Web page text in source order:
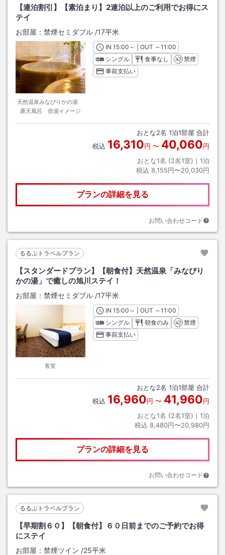
【連泊割引】【素泊まり】2連泊以上のご利用でお得にス
テイ
お部屋： 禁煙セミダブル /17平米
天然温泉みなぴりかの湯
露天風呂 壺湯イメージ
INチェックイン
15:00 ～ | OUT チェックアウト
～11:00
シングル
食事なし
禁煙
事前支払い
おとな2名 1泊1部屋 合計
税込 16,310円 〜 40,060円
おとな1名 (2名1室)｜ 1泊
税込 8,155円〜20,030円
プランの詳細を見る
お問い合わせコード
るるぶトラベルプラン
【スタンダードプラン】【朝食付】天然温泉「みなぴり
かの湯」で癒しの旭川ステイ！
お部屋： 禁煙セミダブル /17平米
客室
INチェックイン
15:00 ～ | OUT チェックアウト
～11:00
シングル
朝食のみ
禁煙
事前支払い
おとな2名 1泊1部屋 合計
税込 16,960円 〜 41,960円
おとな1名 (2名1室)｜ 1泊
税込 8,480円〜20,980円
プランの詳細を見る
お問い合わせコード
るるぶトラベルプラン
【早期割６０】【朝食付】６０日前までのご予約でお得
にステイ
お部屋： 禁煙ツイン /25平米